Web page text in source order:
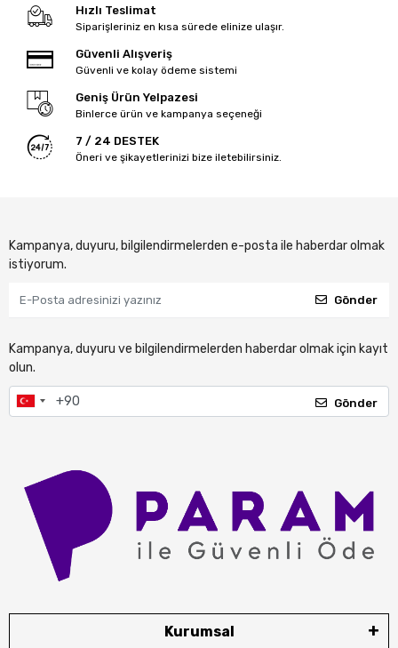
Hızlı Teslimat
Siparişleriniz en kısa sürede elinize ulaşır.
Güvenli Alışveriş
Güvenli ve kolay ödeme sistemi
Geniş Ürün Yelpazesi
Binlerce ürün ve kampanya seçeneği
7 / 24 DESTEK
Öneri ve şikayetlerinizi bize iletebilirsiniz.
Kampanya, duyuru, bilgilendirmelerden e-posta ile haberdar olmak
istiyorum.
Gönder
Kampanya, duyuru ve bilgilendirmelerden haberdar olmak için kayıt
olun.
Gönder
Kurumsal